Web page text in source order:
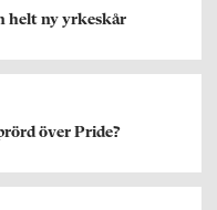
helt ny yrkeskår
över Pride?